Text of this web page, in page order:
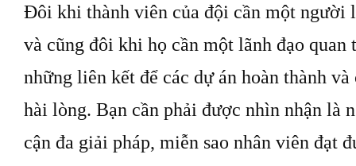
Đôi khi thành viên của đội cần một người
và cũng đôi khi họ cần một lãnh đạo quan
những liên kết để các dự án hoàn thành
hài lòng. Bạn cần phải được nhìn nhận là
cận đa giải pháp, miễn sao nhân viên đạt